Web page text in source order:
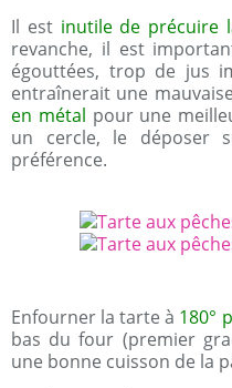
Il est inutile de précuire
revanche, il est
égouttées, trop de jus
entraînerait une
en métal pour une
un cercle, le déposer
préférence.
Enfourner la tarte à 180°
bas du four (premier
une bonne cuisson de la